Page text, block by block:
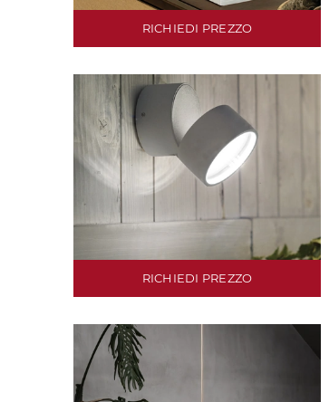
RICHIEDI PREZZO
RICHIEDI PREZZO